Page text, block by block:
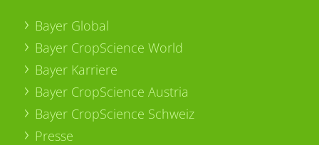
Bayer Global
Bayer CropScience World
Bayer Karriere
Bayer CropScience Austria
Bayer CropScience Schweiz
Presse